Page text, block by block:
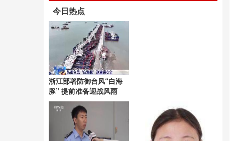
今日热点
浙江部署防御台风“白海
豚” 提前准备迎战风雨